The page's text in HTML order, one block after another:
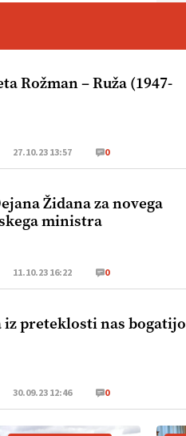
Rožman – Ruža (1947-
27.10.23 13:57 0
Židana za novega
ministra
11.10.23 16:22 0
iz preteklosti nas bogatijo
30.09.23 12:46 0